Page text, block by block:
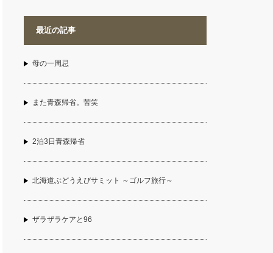
最近の記事
母の一周忌
また青森帰省。苦笑
2泊3日青森帰省
北海道ぶどうえびサミット ～ゴルフ旅行～
ザラザラケアと96